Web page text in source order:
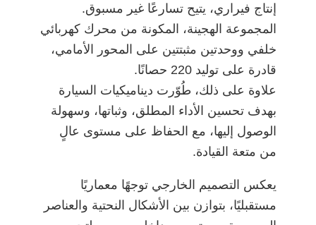
إنتاج فيراري، يتيح تسارعًا غير مسبوق.
المجموعة الهجينة، المكونة من محرك كهربائي
خلفي ووحدتين مثبتتين على المحور الأمامي،
قادرة على توليد 220 حصانًا.
علاوة على ذلك، طُوّرت ديناميكيات السيارة
بهدف تحسين الأداء المطلق، وثباتها، وسهولة
الوصول إليها، مع الحفاظ على مستوى عالٍ
من متعة القيادة.
يعكس التصميم الخارجي توجهًا معماريًا
مستقبليًا، بتوازن بين الأشكال النحتية والعناصر